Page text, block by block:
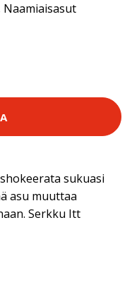
Naamiaisasut
sukuasi
asu muuttaa
Serkku Itt